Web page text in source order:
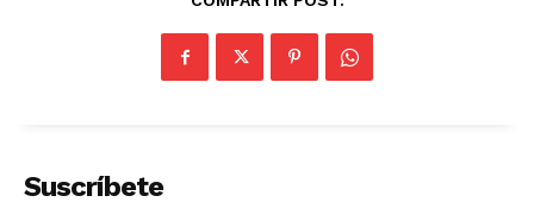
Suscríbete